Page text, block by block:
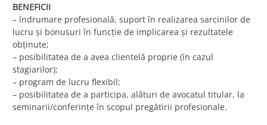
BENEFICII
– îndrumare profesională, suport în realizarea sarcinilor de
lucru și bonusuri în funcție de implicarea și rezultatele
obținute;
– posibilitatea de a avea clientelă proprie (în cazul
stagiarilor);
– program de lucru flexibil;
– posibilitatea de a participa, alături de avocatul titular, la
seminarii/conferințe în scopul pregătirii profesionale.